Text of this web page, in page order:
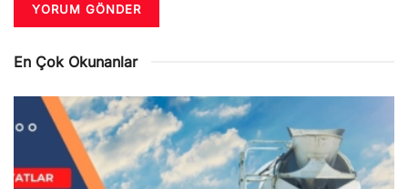
En Çok Okunanlar